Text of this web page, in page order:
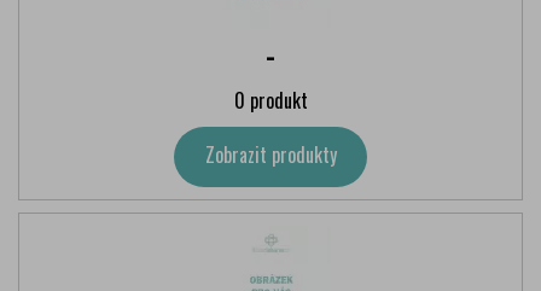
-
0 produkt
Zobrazit produkty